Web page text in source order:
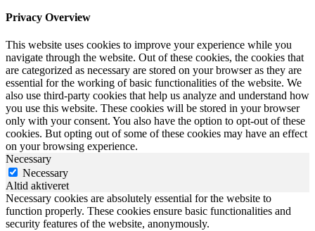
Privacy Overview
This website uses cookies to improve your experience while you
navigate through the website. Out of these cookies, the cookies that
are categorized as necessary are stored on your browser as they are
essential for the working of basic functionalities of the website. We
also use third-party cookies that help us analyze and understand how
you use this website. These cookies will be stored in your browser
only with your consent. You also have the option to opt-out of these
cookies. But opting out of some of these cookies may have an effect
on your browsing experience.
Necessary
Necessary
Altid aktiveret
Necessary cookies are absolutely essential for the website to
function properly. These cookies ensure basic functionalities and
security features of the website, anonymously.